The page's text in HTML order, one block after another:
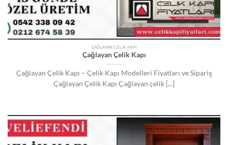
ÇAĞLAYAN ÇELIK KAPI
Çağlayan Çelik Kapı
Çağlayan Çelik Kapı – Çelik Kapı Modelleri Fiyatları ve Sipariş
Çağlayan Çelik Kapı Çağlayan çelik [...]